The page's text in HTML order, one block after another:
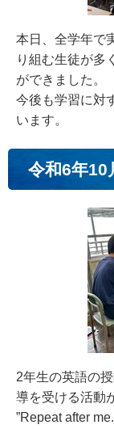
本日、全学年で
り組む生徒が多
ができました。
今後も学習に対
います。
令和6年10
2年生の英語の
導を受ける活動
”Repeat after